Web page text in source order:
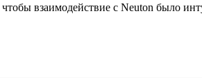
взаимодействие с Neuton было